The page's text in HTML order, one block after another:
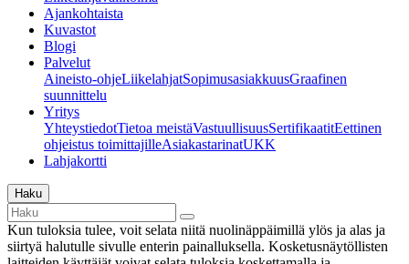
Ajankohtaista
Kuvastot
Blogi
Palvelut
Aineisto-ohjeLiikelahjatSopimusasiakkuusGraafinen
suunnittelu
Yritys
YhteystiedotTietoa meistäVastuullisuusSertifikaatitEettinen
ohjeistus toimittajilleAsiakastarinatUKK
Lahjakortti
Haku
Kun tuloksia tulee, voit selata niitä nuolinäppäimillä ylös ja alas ja
siirtyä halutulle sivulle enterin painalluksella. Kosketusnäytöllisten